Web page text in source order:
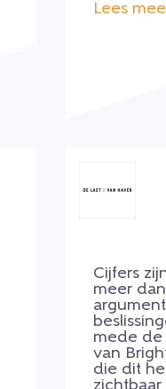
Lees
Cijfers
meer
mede de
van
die dit